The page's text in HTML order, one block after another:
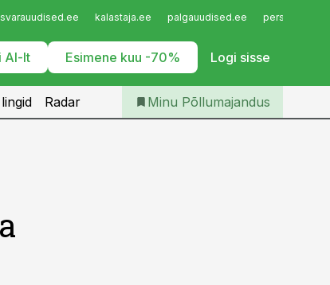
kalastaja.ee palgauudised.ee
AI-lt Esimene kuu -70% Logi sisse
Iseteenindus
Telli Põllumajandus
Radar Minu Põllumajandus